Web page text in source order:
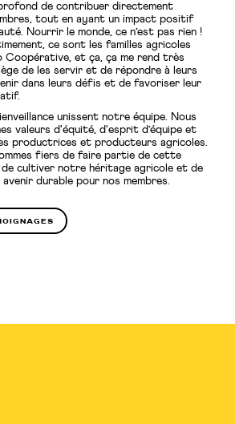
de contribuer directement
tout en ayant un impact positif
Nourrir le monde, ce n’est pas rien !
ce sont les familles agricoles
Coopérative, et ça, ça me rend très
de les servir et de répondre à leurs
dans leurs défis et de favoriser leur
unissent notre équipe. Nous
valeurs d'équité, d'esprit d’équipe et
productrices et producteurs agricoles.
fiers de faire partie de cette
cultiver notre héritage agricole et de
durable pour nos membres.